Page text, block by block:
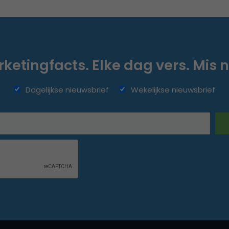
Elke dag vers. Mis
Dagelijkse nieuwsbrief Wekelijkse nieuwsbrief